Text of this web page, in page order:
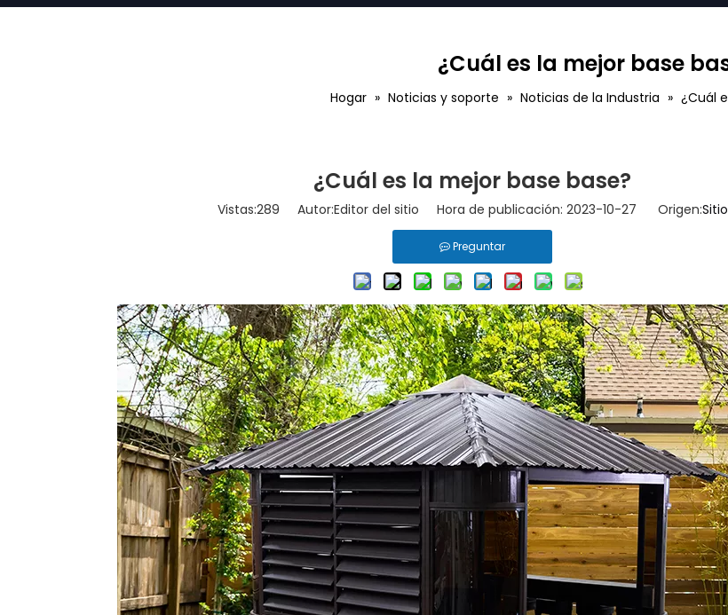
¿Cuál es la mejor base
Hogar » Noticias y soporte » Noticias de la Industria » ¿Cuál
¿Cuál es la mejor base base?
Vistas:289 Autor:Editor del sitio Hora de publicación: 2023-10-27 Origen:Sitio
Preguntar